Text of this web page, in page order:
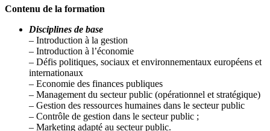
Contenu de la formation
Disciplines de base
– Introduction à la gestion
– Introduction à l’économie
– Défis politiques, sociaux et environnementaux européens et
internationaux
– Economie des finances publiques
– Management du secteur public (opérationnel et stratégique)
– Gestion des ressources humaines dans le secteur public
– Contrôle de gestion dans le secteur public ;
– Marketing adapté au secteur public.